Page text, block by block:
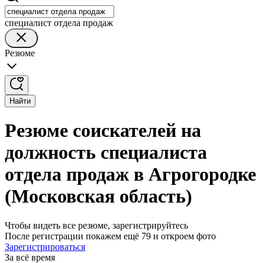
специалист отдела продаж
Резюме
Найти
Резюме соискателей на
должность специалиста
отдела продаж в Агрогородке
(Московская область)
Чтобы видеть все резюме, зарегистрируйтесь
После регистрации покажем ещё 79 и откроем фото
Зарегистрироваться
За всё время